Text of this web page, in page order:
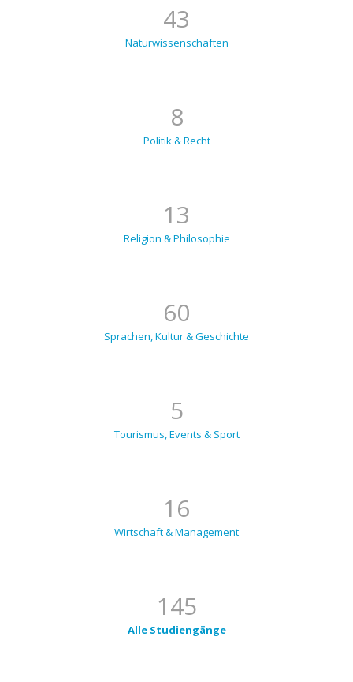
43
Naturwissenschaften
8
Politik & Recht
13
Religion & Philosophie
60
Sprachen, Kultur & Geschichte
5
Tourismus, Events & Sport
16
Wirtschaft & Management
145
Alle Studiengänge